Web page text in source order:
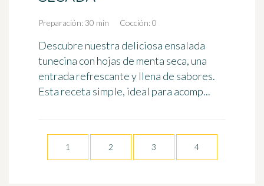
Preparación: 30 min Cocción: 0
Descubre nuestra deliciosa ensalada
tunecina con hojas de menta seca, una
entrada refrescante y llena de sabores.
Esta receta simple, ideal para acomp...
1 2 3 4